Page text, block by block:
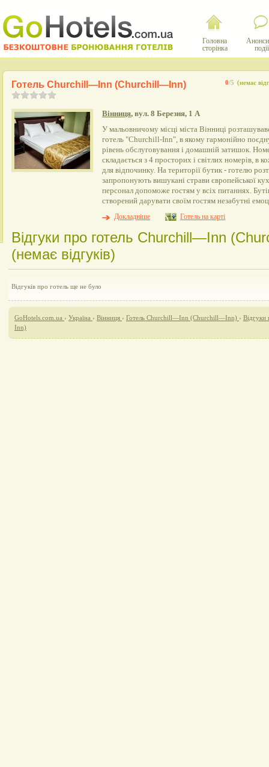
Головна
сторінка
події
0/5 (немає
Готель Сhurchill—Inn (Сhurchill—Inn)
Вінниця, вул. 8 Березня, 1 А
У мальовничому місці міста Вінниці
готель "Сhurchill-Inn", в якому гармонійно
рівень обслуговування і домашній затишок.
складається з 4 просторих і світлих номерів, в
для відпочинку. На території бутик - готелю
запропонують вишукані страви європейської
персонал допоможе гостям у всіх питаннях.
створений дарувати своїм гостям незабутні
Докладніше
Готель на карті
Відгуки про готель Сhurchill—Inn
(немає відгуків)
Відгуків про готель ще не було
GoHotels.com.ua › Україна › Вінниця › Готель Сhurchill—Inn (Сhurchill—Inn) ›
Inn)